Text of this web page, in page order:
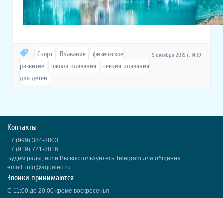
9 октября 2019 г. 14:19
Спорт Плавание
физическое
развитие
школа плавания
секция плавания
для детей
Контакты
+7 (999) 384-8803
+7 (919) 721-8816
Будем рады, если Вы воспользуетесь Telegram для общения.
email: info@aqualeo.ru
Звонки принимаются
С 11:00 до 20:00 кроме воскресенья